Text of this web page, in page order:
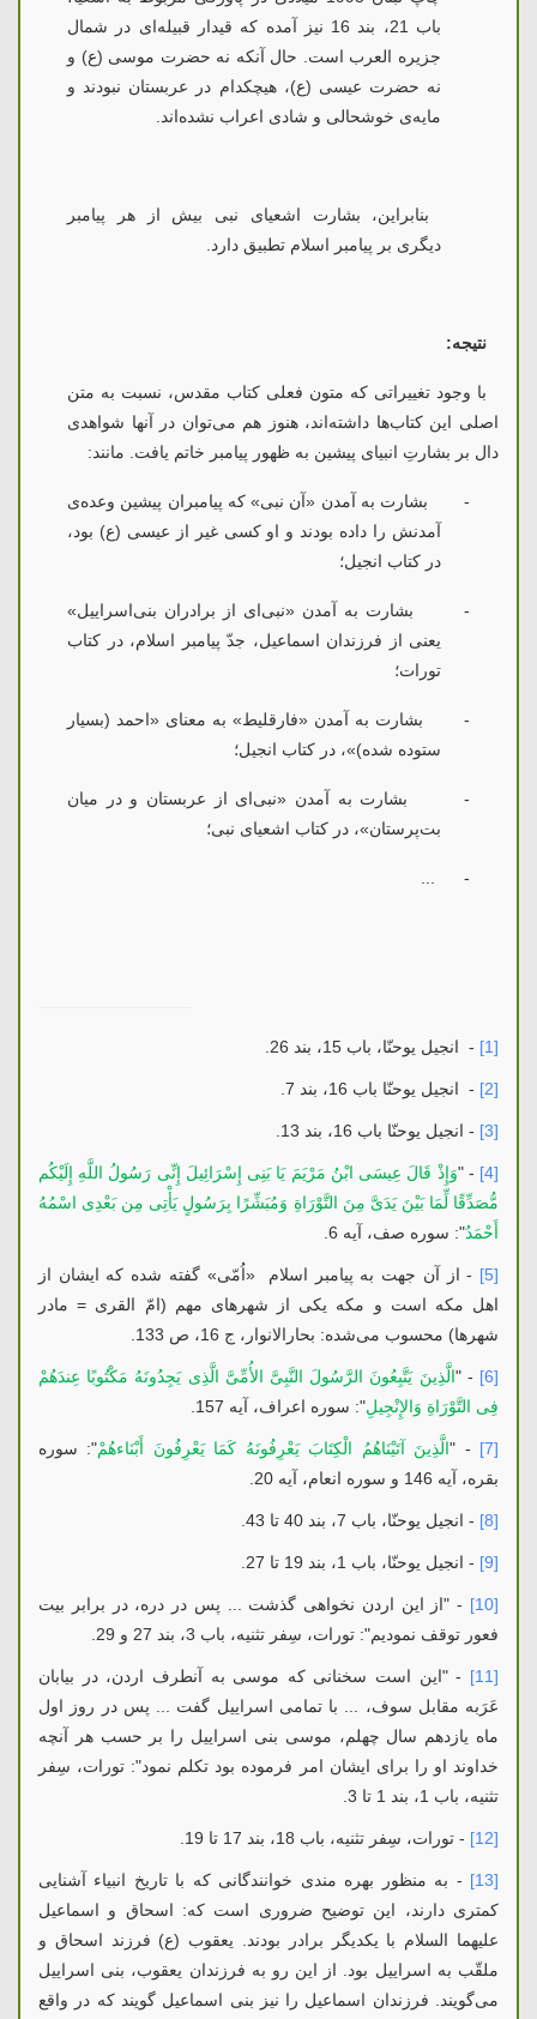
باب 21، بند 16 نیز آمده كه قیدار قبیله‌ای در شمال
جزیره العرب است. حال آنکه نه حضرت موسی (ع) و
نه حضرت عیسی (ع)، هیچکدام در عربستان نبودند و
مایه‌ی خوشحالی و شادی اعراب نشده‌اند.
بنابراین، بشارت اشعیای نبی بیش از هر پیامبر
دیگری بر پیامبر اسلام تطبیق دارد.
نتیجه:
با وجود تغییراتی که متون فعلی کتاب مقدس، نسبت به متن
اصلی این کتاب‌ها داشته‌اند، هنوز هم می‌توان در آنها شواهدی
دال بر بشارتِ انبیای پیشین به ظهور پیامبر خاتم یافت. مانند:
-
بشارت به آمدن «آن نبی» که پیامبران پیشین وعده‌ی
آمدنش را داده بودند و او کسی غیر از عیسی (ع) بود،
در کتاب انجیل؛
-
بشارت به آمدن «نبی‌ای از برادران بنی‌اسراییل»
یعنی از فرزندان اسماعیل، جدّ پیامبر اسلام، در کتاب
تورات؛
-
بشارت به آمدن «فارقلیط» به معنای «احمد (بسیار
ستوده شده)»، در کتاب انجیل؛
-
بشارت به آمدن «نبی‌ای از عربستان و در میان
بت‌پرستان»، در کتاب اشعیای نبی؛
-
[1] - انجیل یوحنّا، باب 15، بند 26.
[2] - انجیل یوحنّا باب 16، بند 7.
[3] - انجیل یوحنّا باب 16، بند 13.
[4]
- "وَإِذْ قَالَ عِیسَى ابْنُ مَرْیَمَ یَا بَنِی إِسْرَائِیلَ إِنِّی رَسُولُ اللَّهِ إِلَیْكُم
مُّصَدِّقًا لِّمَا بَیْنَ یَدَیَّ مِنَ التَّوْرَاةِ وَمُبَشِّرًا بِرَسُولٍ یَأْتِی مِن بَعْدِی اسْمُهُ
أَحْمَدُ": سوره صف، آیه 6.
[5] - از آن جهت به پیامبر اسلام «اُمّی» گفته شده كه ایشان از
اهل مكه است و مكه‏ یكی از شهرهای مهم (امّ القری = مادر
شهرها) محسوب می‌شده: بحارالانوار، ج 16، ص 133.
[6]
- "الَّذِینَ یَتَّبِعُونَ الرَّسُولَ النَّبِیَّ الأُمِّیَّ الَّذِی یَجِدُونَهُ مَكْتُوبًا عِندَهُمْ
فِی التَّوْرَاةِ وَالإِنْجِیلِ": سوره اعراف، آیه 157.
[7]
- "الَّذِینَ آتَیْنَاهُمُ الْكِتَابَ یَعْرِفُونَهُ كَمَا یَعْرِفُونَ أَبْنَاءهُمْ": سوره
بقره، آیه 146 و سوره انعام، آیه 20.
[8] - انجیل یوحنّا، باب 7، بند 40 تا 43.
[9] - انجیل یوحنّا، باب 1، بند 19 تا 27.
[10] - "از این اردن نخواهی گذشت ... پس در دره، در برابر بیت
فعور توقف نمودیم": تورات، سِفر تثنیه، باب 3، بند 27 و 29.
[11] - "این است سخنانی که موسی به آنطرف اردن، در بیابان
عَرَبه مقابل سوف، ... با تمامی اسراییل گفت ... پس در روز اول
ماه یازدهم سال چهلم، موسی بنی اسراییل را بر حسب هر آنچه
خداوند او را برای ایشان امر فرموده بود تکلم نمود": تورات، سِفر
تثنیه، باب 1، بند 1 تا 3.
[12] - تورات، سِفر تثنیه، باب 18، بند 17 تا 19.
[13] - به منظور بهره مندی خوانندگانی که با تاریخ انبیاء آشنایی
کمتری دارند، این توضیح ضروری است که: اسحاق و اسماعیل
علیهما السلام با یکدیگر برادر بودند. یعقوب (ع) فرزند اسحاق و
ملقّب به اسراییل بود. از این رو به فرزندان یعقوب، بنی اسراییل
می‌گویند. فرزندان اسماعیل را نیز بنی اسماعیل گویند که در واقع